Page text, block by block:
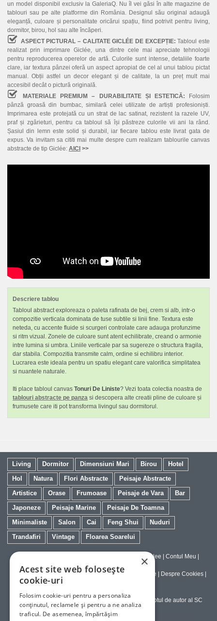
un model disponibil exclusiv la GaleriaQ. Nu îl vei găsi în alte magazine de
tablouri sau pe alte platforme din România. Designul său original adaugă
eleganță, culoare și personalitate oricărui spațiu, fiind potrivit pentru living,
dormitor, birou, hol sau alte încăperi.
ASPECT PICTURAL – CALITATE GICLÉE DE EXCEPȚIE: Tabloul este
realizat prin imprimare Giclée, una dintre cele mai apreciate tehnologii
pentru reproducerea operelor de artă. Culorile sunt intense, detaliile foarte
clare, iar textura pânzei oferă un aspect apropiat de cel al unui tablou pictat
manual. Obții astfel un decor elegant și de calitate, la un preț mult mai
accesibil decât o pictură originală.
MATERIALE PREMIUM – DURABILITATE ȘI ESTETICĂ: Folosim
pânză groasă din bumbac, similară celei utilizate de artiști profesioniști.
Imprimarea este protejată cu un strat de lac satinat, rezistent la razele UV,
praf și zgârieturi, pentru ca tabloul să își păstreze culorile vii ani la rând.
Șasiul din lemn este solid și durabil, iar fiecare tablou este livrat gata de
expus. Va invitam sa cititi mai multe despre cum realizam tablourile canvas
abstracte de tip Giclée: AICI >>
Descriere tablou
Tabloul abstract exploreaza o paleta rafinata de bej, crem si alb, intr-o
compozitie verticala dominata de tuse subtile si linii fine. Textura este
neteda, cu accente fluide si scurgeri controlate care adauga profunzime
si ritm vizual. Zonele de culoare sunt atent echilibrate, creand o armonie
intre lumina si umbra. Liniile verticale par sa sugereze o structura fragila,
dar stabila. Compozitia transmite calm, ordine si echilibru interior.
Lucrarea este ideala pentru un spatiu elegant care valorifica simplitatea
si nuantele naturale.
Iti place tabloul canvas Tonuri De Liniste? Vezi toata colectia noastra de
tablouri abstracte pe panza si descopera alte creatii pline de culoare și
frumusete care iti pot transforma livingul sau dormitorul.
Living Dormitor Dimensiuni Mari Birou
Hotel
Hol
Natura Flori Abstracte
Peisaje Abstracte
Artistice
Orase Frumoase Peisaje de Vara
Bar
Japoneze
Peisaje Marine
Peisaje De Toamna
Minimaliste
Salon Cai Feng Shui
Nuduri
Trandafiri
Vintage Floarea Soarelui
Calitatea Tablourilor Giclee Contul Meu
Tablouri la Comanda
Politica de Livrare si Retur| Politica de Confidentialitate Despre Cookies
Copyright © 2023-2026 - Textele şi imaginile sub dreptul de autor al SC
ArtInvest SRL
×
Acest site web folosește
cookie-uri
Folosim cookie-uri pentru a personaliza
conținutul, reclamele și pentru a ne analiza
traficul. De asemenea, împărtășim